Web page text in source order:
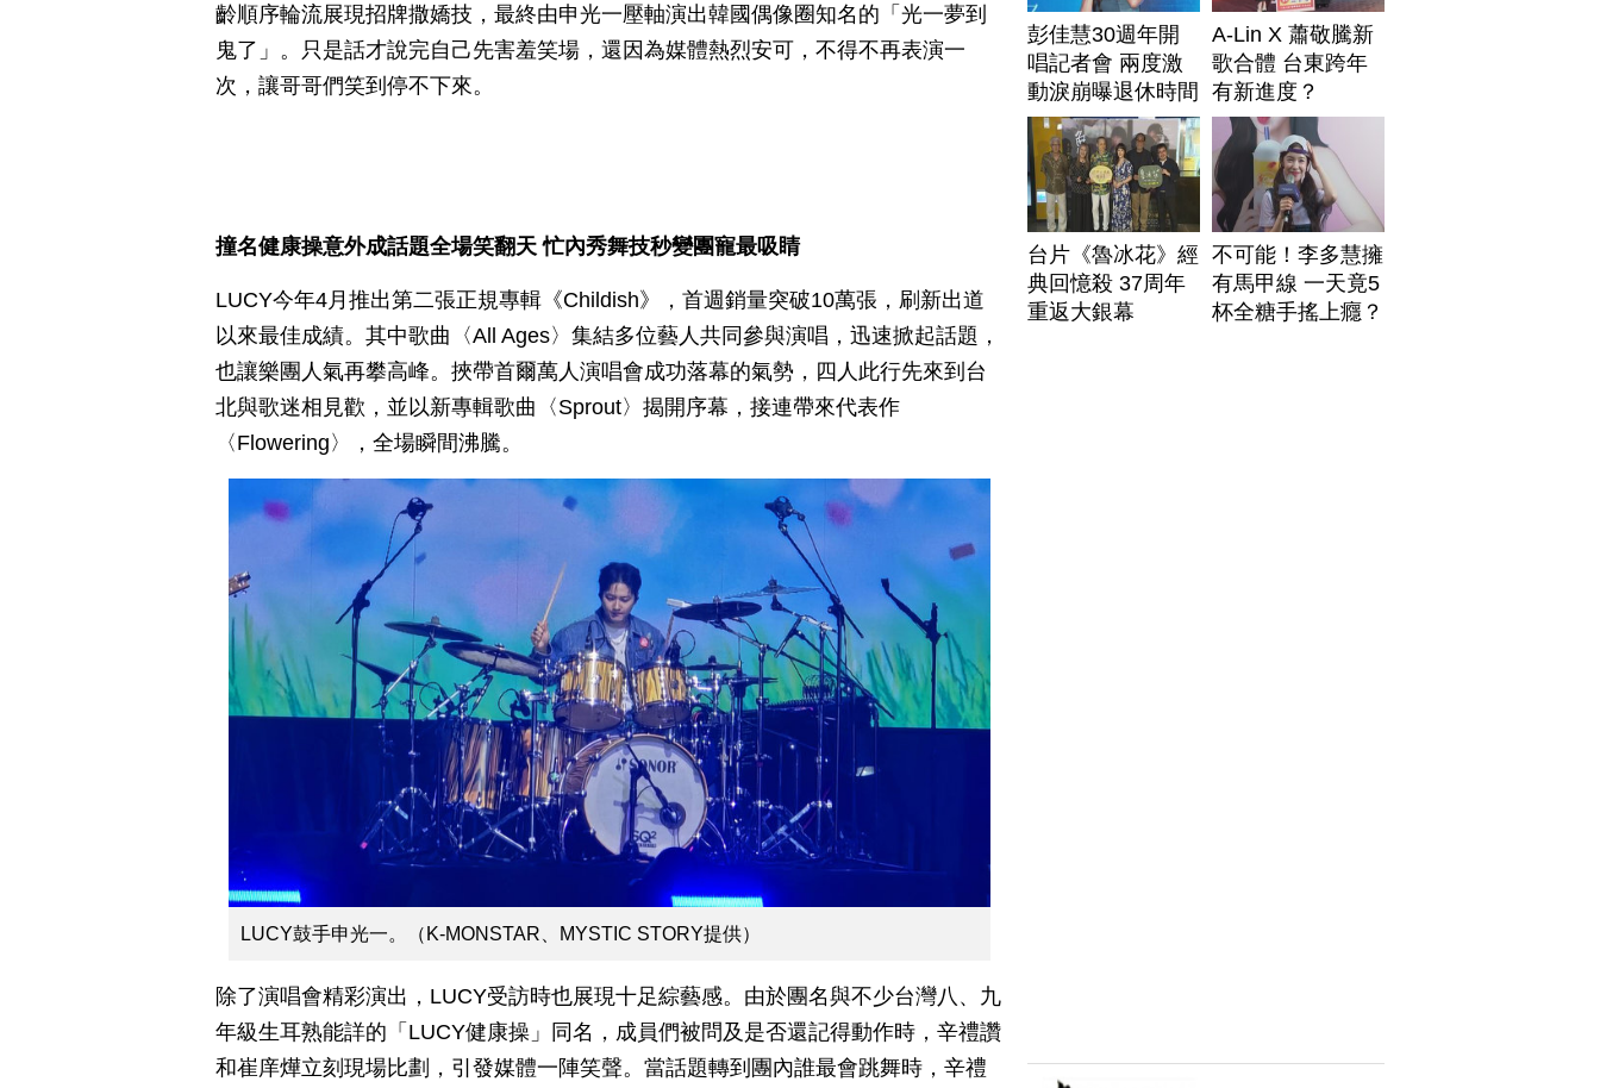
齡順序輪流展現招牌撒嬌技，最終由申光一壓軸演出韓國偶像圈知名的「光一夢到
鬼了」。只是話才說完自己先害羞笑場，還因為媒體熱烈安可，不得不再表演一
次，讓哥哥們笑到停不下來。
撞名健康操意外成話題全場笑翻天 忙內秀舞技秒變團寵最吸睛
LUCY今年4月推出第二張正規專輯《Childish》，首週銷量突破10萬張，刷新出道
以來最佳成績。其中歌曲〈All Ages〉集結多位藝人共同參與演唱，迅速掀起話題，
也讓樂團人氣再攀高峰。挾帶首爾萬人演唱會成功落幕的氣勢，四人此行先來到台
北與歌迷相見歡，並以新專輯歌曲〈Sprout〉揭開序幕，接連帶來代表作
〈Flowering〉，全場瞬間沸騰。
LUCY鼓手申光一。（K-MONSTAR、MYSTIC STORY提供）
除了演唱會精彩演出，LUCY受訪時也展現十足綜藝感。由於團名與不少台灣八、九
年級生耳熟能詳的「LUCY健康操」同名，成員們被問及是否還記得動作時，辛禮讚
和崔庠燁立刻現場比劃，引發媒體一陣笑聲。當話題轉到團內誰最會跳舞時，辛禮
彭佳慧30週年開
唱記者會 兩度激
動淚崩曝退休時間
A-Lin X 蕭敬騰新
歌合體 台東跨年
有新進度？
台片《魯冰花》經
典回憶殺 37周年
重返大銀幕
不可能！李多慧擁
有馬甲線 一天竟5
杯全糖手搖上癮？